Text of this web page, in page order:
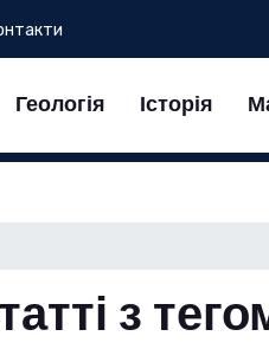
Геологія Історія
з